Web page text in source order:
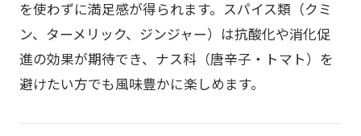
を使わずに満足感が得られます。スパイス類（クミ
ン、ターメリック、ジンジャー）は抗酸化や消化促
進の効果が期待でき、ナス科（唐辛子・トマト）を
避けたい方でも風味豊かに楽しめます。